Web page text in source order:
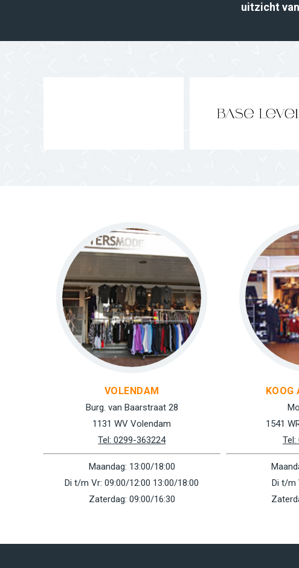
uitzicht
VOLENDAM
Burg. van Baarstraat 28
1131 WV Volendam
Tel: 0299-363224
Maandag: 13:00/18:00
Di t/m Vr: 09:00/12:00 13:00/18:00
Zaterdag: 09:00/16:30
KOOG
1541
Tel:
Di t/m